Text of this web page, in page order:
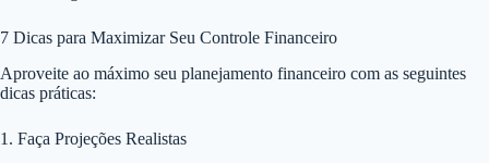
7 Dicas para Maximizar Seu Controle Financeiro
Aproveite ao máximo seu planejamento financeiro com as seguintes
dicas práticas:
1. Faça Projeções Realistas